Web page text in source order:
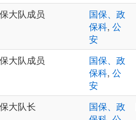
大队成员
国保、政
保科, 公
安
大队成员
国保、政
保科, 公
安
大队长
国保、政